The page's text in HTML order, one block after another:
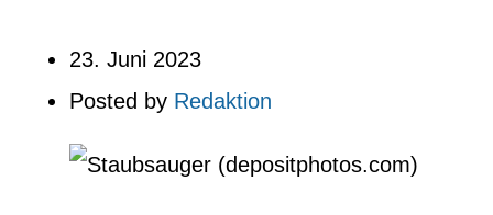
23. Juni 2023
Posted by Redaktion